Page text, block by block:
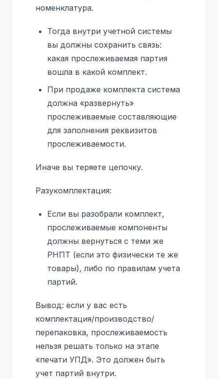
номенклатура.
Тогда внутри учетной системы
вы должны сохранить связь:
какая прослеживаемая партия
вошла в какой комплект.
При продаже комплекта система
должна «развернуть»
прослеживаемые составляющие
для заполнения реквизитов
прослеживаемости.
Иначе вы теряете цепочку.
Разукомплектация:
Если вы разобрали комплект,
прослеживаемые компоненты
должны вернуться с теми же
РНПТ (если это физически те же
товары), либо по правилам учета
партий.
Вывод: если у вас есть
комплектация/производство/
перепаковка, прослеживаемость
нельзя решать только на этапе
«печати УПД». Это должен быть
учет партий внутри.